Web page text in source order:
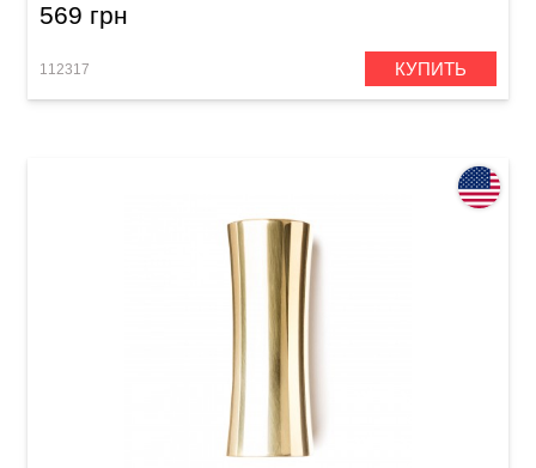
569 грн
112317 КУПИТЬ